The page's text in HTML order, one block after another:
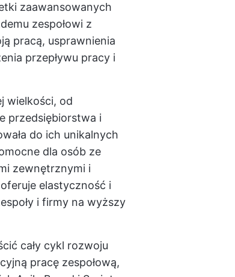
zaawansowanych
zespołowi z
pracą, usprawnienia
przepływu pracy i
wielkości, od
przedsiębiorstwa i
do ich unikalnych
dla osób ze
zewnętrznymi i
elastyczność i
i firmy na wyższy
cały cykl rozwoju
pracę zespołową,